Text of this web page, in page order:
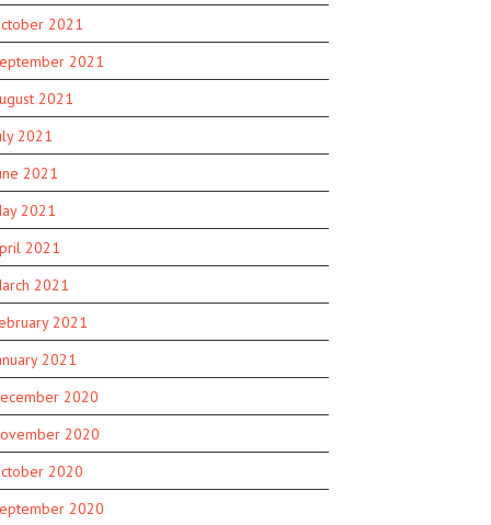
2021
2021
2021
2021
2021
2021
2021
2021
2021
2021
2020
2020
2020
2020